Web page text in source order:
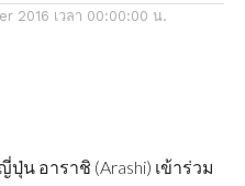
2016 เวลา 00:00:00 น.
น อาราชิ (Arashi) เข้าร่วม